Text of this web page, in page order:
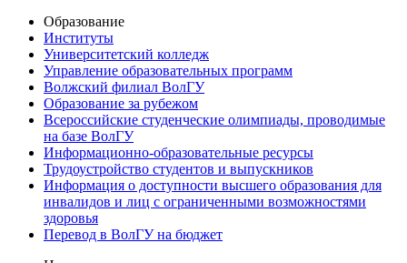
Образование
Институты
Университетский колледж
Управление образовательных программ
Волжский филиал ВолГУ
Образование за рубежом
Всероссийские студенческие олимпиады, проводимые
на базе ВолГУ
Информационно-образовательные ресурсы
Трудоустройство студентов и выпускников
Информация о доступности высшего образования для
инвалидов и лиц с ограниченными возможностями
здоровья
Перевод в ВолГУ на бюджет